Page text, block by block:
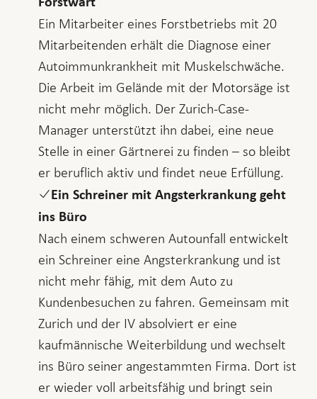
Ein Mitarbeiter eines Forstbetriebs mit 20
Mitarbeitenden erhält die Diagnose einer
Autoimmunkrankheit mit Muskelschwäche.
Die Arbeit im Gelände mit der Motorsäge ist
nicht mehr möglich. Der Zurich-Case-
Manager unterstützt ihn dabei, eine neue
Stelle in einer Gärtnerei zu finden – so bleibt
er beruflich aktiv und findet neue Erfüllung.
Ein Schreiner mit Angsterkrankung geht
ins Büro
Nach einem schweren Autounfall entwickelt
ein Schreiner eine Angsterkrankung und ist
nicht mehr fähig, mit dem Auto zu
Kundenbesuchen zu fahren. Gemeinsam mit
Zurich und der IV absolviert er eine
kaufmännische Weiterbildung und wechselt
ins Büro seiner angestammten Firma. Dort ist
er wieder voll arbeitsfähig und bringt sein